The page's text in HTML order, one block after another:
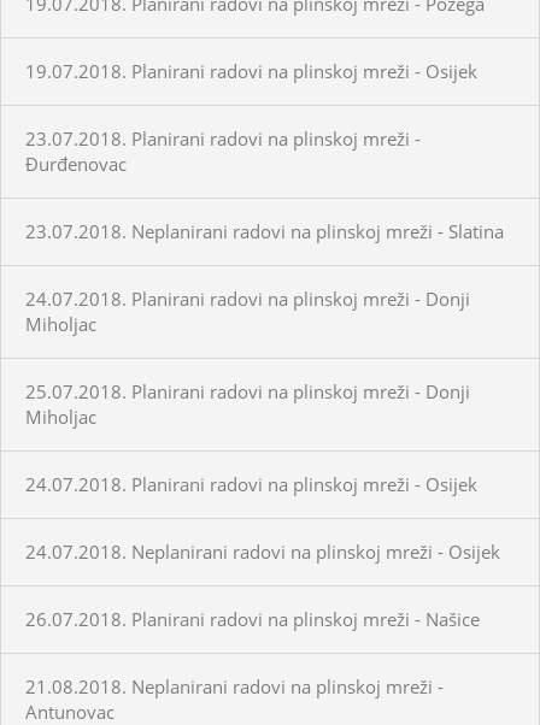
19.07.2018. Planirani radovi na plinskoj mreži - Osijek
23.07.2018. Planirani radovi na plinskoj mreži -
Đurđenovac
23.07.2018. Neplanirani radovi na plinskoj mreži - Slatina
24.07.2018. Planirani radovi na plinskoj mreži - Donji
Miholjac
25.07.2018. Planirani radovi na plinskoj mreži - Donji
Miholjac
24.07.2018. Planirani radovi na plinskoj mreži - Osijek
24.07.2018. Neplanirani radovi na plinskoj mreži - Osijek
26.07.2018. Planirani radovi na plinskoj mreži - Našice
21.08.2018. Neplanirani radovi na plinskoj mreži -
Antunovac